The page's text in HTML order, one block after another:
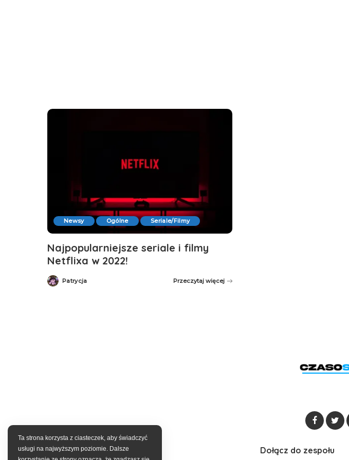
Newsy Ogólne Seriale/Filmy
Najpopularniejsze seriale i filmy
Netflixa w 2022!
Posted
by
Patrycja Przeczytaj więcej
Dołącz do zespołu
Ta strona korzysta z ciasteczek, aby świadczyć
usługi na najwyższym poziomie. Dalsze